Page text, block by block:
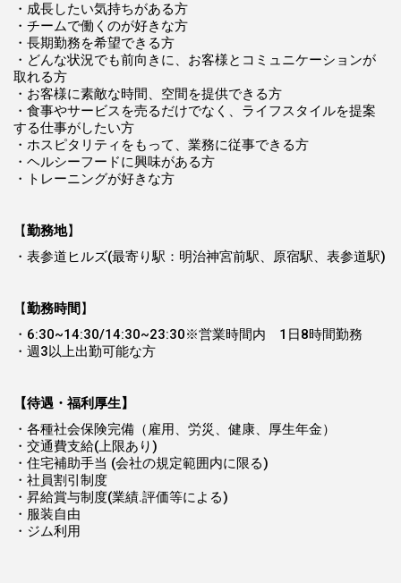
・成長したい気持ちがある方
・チームで働くのが好きな方
・長期勤務を希望できる方
・どんな状況でも前向きに、お客様とコミュニケーションが
取れる方
・お客様に素敵な時間、空間を提供できる方
・食事やサービスを売るだけでなく、ライフスタイルを提案
する仕事がしたい方
・ホスピタリティをもって、業務に従事できる方
・ヘルシーフードに興味がある方
・トレーニングが好きな方
【勤務地】
・表参道ヒルズ(最寄り駅：明治神宮前駅、原宿駅、表参道駅)
【勤務時間 】
・6:30~14:30/14:30~23:30※営業時間内 1日8時間勤務
・週3以上出勤可能な方
【待遇・福利厚生】
・各種社会保険完備（雇用、労災、健康、厚生年金）
・交通費支給(上限あり)
・住宅補助手当 (会社の規定範囲内に限る)
・社員割引制度
・昇給賞与制度(業績.評価等による)
・服装自由
・ジム利用